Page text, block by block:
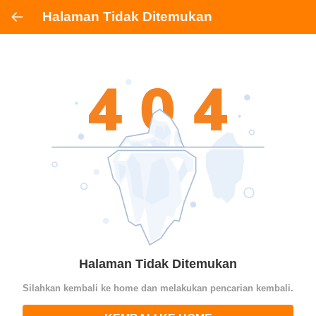
Halaman Tidak Ditemukan
Halaman Tidak Ditemukan
Silahkan kembali ke home dan melakukan pencarian kembali.